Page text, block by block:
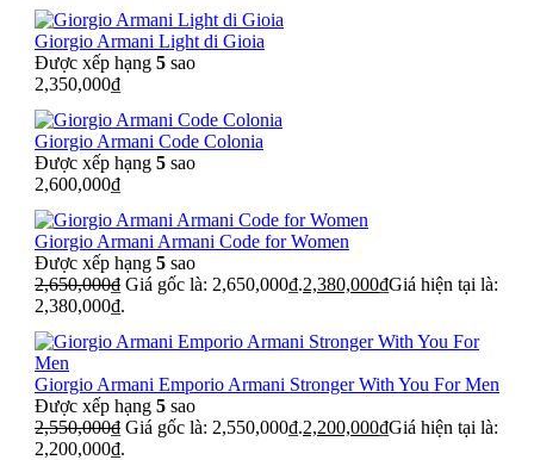
Giorgio Armani Light di Gioia
Được xếp hạng 5 sao
2,350,000₫
Giorgio Armani Code Colonia
Được xếp hạng 5 sao
2,600,000₫
Giorgio Armani Armani Code for Women
Được xếp hạng 5 sao
2,650,000₫ Giá gốc là: 2,650,000₫.2,380,000₫Giá hiện tại là:
2,380,000₫.
Giorgio Armani Emporio Armani Stronger With You For Men
Được xếp hạng 5 sao
2,550,000₫ Giá gốc là: 2,550,000₫.2,200,000₫Giá hiện tại là:
2,200,000₫.